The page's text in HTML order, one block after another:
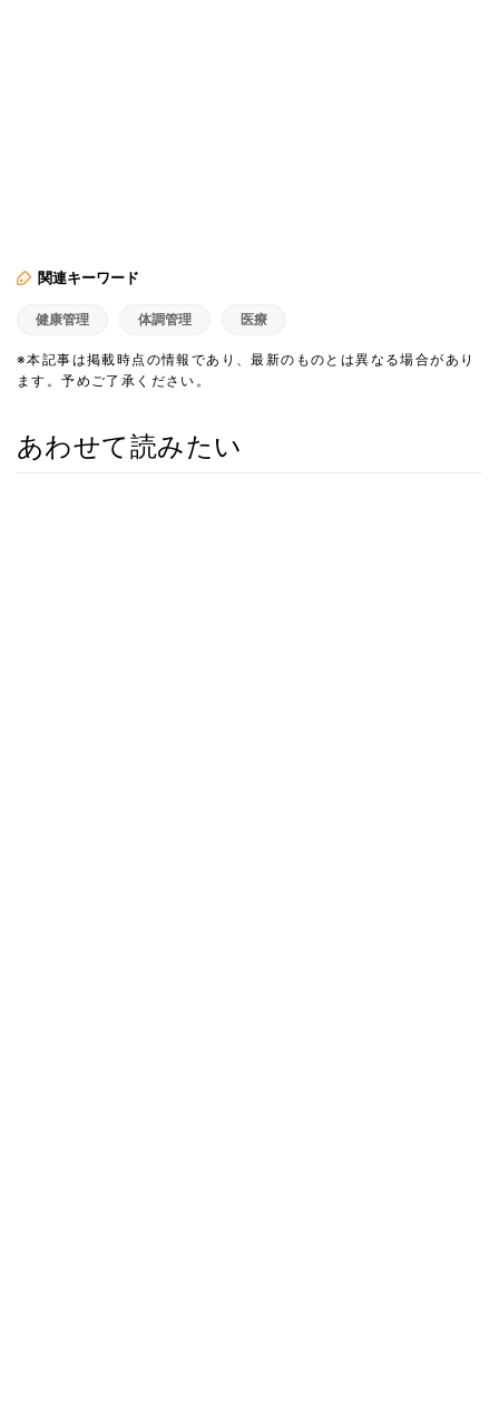
関連キーワード
健康管理 体調管理 医療
※本記事は掲載時点の情報であり、最新のものとは異なる場合があり
ます。予めご了承ください。
あわせて読みたい